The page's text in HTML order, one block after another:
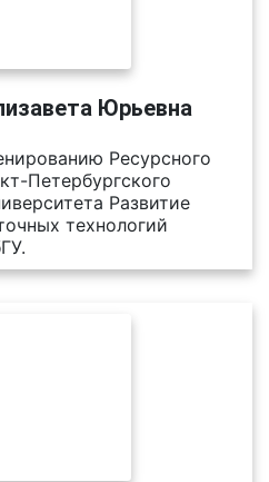
Юрьевна
Ресурсного
Петербургского
Развитие
технологий